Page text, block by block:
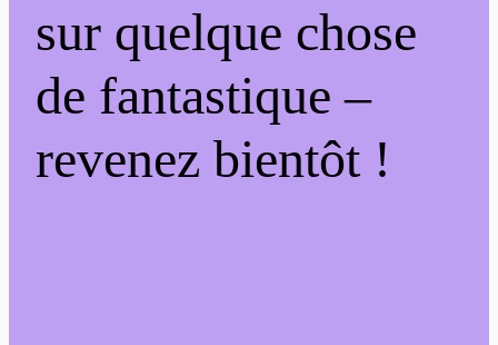
sur quelque chose
de fantastique –
revenez bientôt !